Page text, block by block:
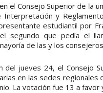
el Consejo Superior de la
Interpretación y
estudiantil por
segundo que pedía el
de las y los
del jueves 24, el Consejo
en las sedes
La votación fue 13 a favor